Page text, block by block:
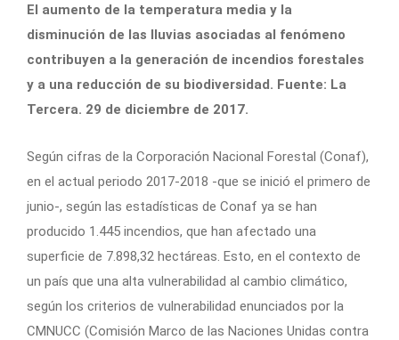
El aumento de la temperatura media y la
disminución de las lluvias asociadas al fenómeno
contribuyen a la generación de incendios forestales
y a una reducción de su biodiversidad. Fuente: La
Tercera. 29 de diciembre de 2017.
Según cifras de la Corporación Nacional Forestal (Conaf),
en el actual periodo 2017-2018 -que se inició el primero de
junio-, según las estadísticas de Conaf ya se han
producido 1.445 incendios, que han afectado una
superficie de 7.898,32 hectáreas. Esto, en el contexto de
un país que una alta vulnerabilidad al cambio climático,
según los criterios de vulnerabilidad enunciados por la
CMNUCC (Comisión Marco de las Naciones Unidas contra